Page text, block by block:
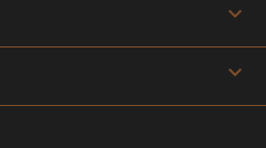

